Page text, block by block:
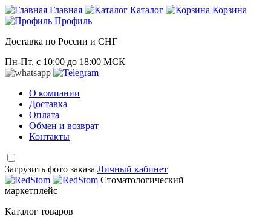
Главная Каталог
Корзина
Профиль
Доставка по России и СНГ
Пн-Пт, с 10:00 до 18:00 МСК
О компании
Доставка
Оплата
Обмен и возврат
Контакты
Загрузить фото заказа Личный кабинет
Стоматологический
маркетплейс
Каталог товаров